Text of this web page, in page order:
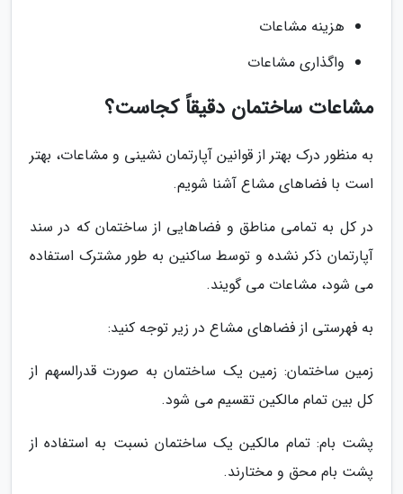
هزینه مشاعات
واگذاری مشاعات
مشاعات ساختمان دقیقاً کجاست؟
به منظور درک بهتر از قوانین آپارتمان نشینی و مشاعات، بهتر
است با فضاهای مشاع آشنا شویم.
در کل به تمامی مناطق و فضاهایی از ساختمان که در سند
آپارتمان ذکر نشده و توسط ساکنین به طور مشترک استفاده
می شود، مشاعات می گویند.
به فهرستی از فضاهای مشاع در زیر توجه کنید:
زمین ساختمان: زمین یک ساختمان به صورت قدرالسهم از
کل بین تمام مالکین تقسیم می شود.
پشت بام: تمام مالکین یک ساختمان نسبت به استفاده از
پشت بام محق و مختارند.